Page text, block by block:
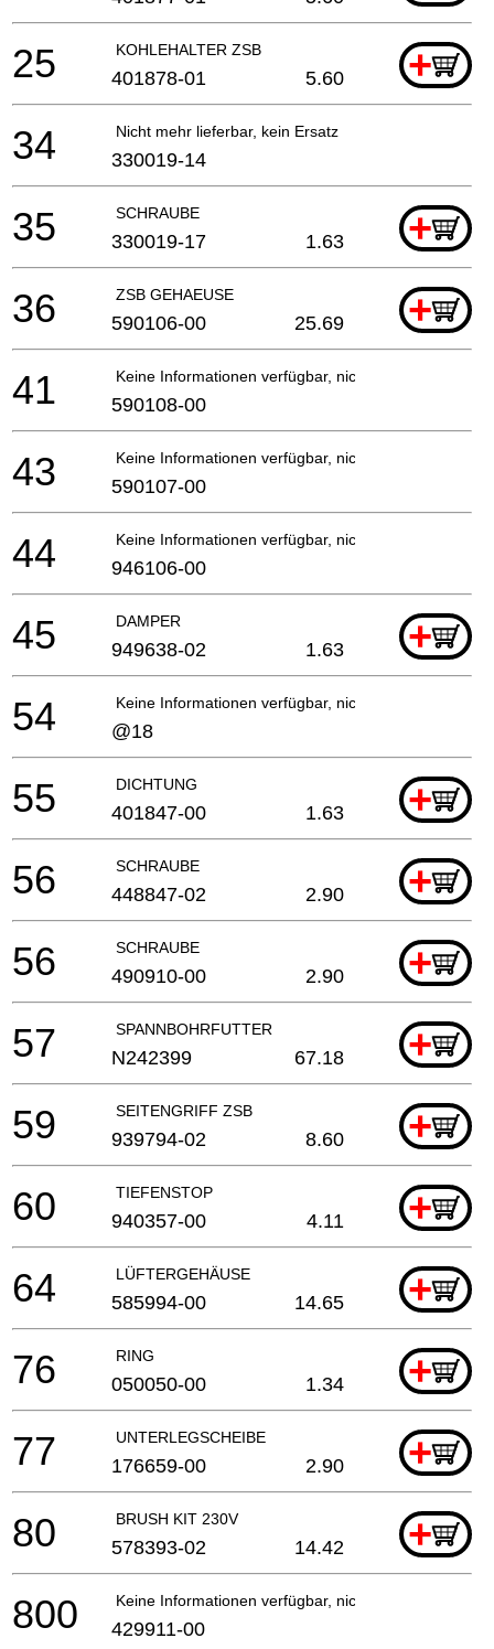
KOHLEHALTER ZSB +
25 401878-01 5.60
Nicht mehr lieferbar, kein Ersatz
34 330019-14
SCHRAUBE +
35 330019-17 1.63
ZSB GEHAEUSE +
36 590106-00 25.69
Keine Informationen verfügbar, nicht bestellbar
41 590108-00
Keine Informationen verfügbar, nicht bestellbar
43 590107-00
Keine Informationen verfügbar, nicht bestellbar
44 946106-00
DAMPER +
45 949638-02 1.63
Keine Informationen verfügbar, nicht bestellbar
54 @18
DICHTUNG +
55 401847-00 1.63
SCHRAUBE +
56 448847-02 2.90
SCHRAUBE +
56 490910-00 2.90
SPANNBOHRFUTTER +
57 N242399 67.18
SEITENGRIFF ZSB +
59 939794-02 8.60
TIEFENSTOP +
60 940357-00 4.11
LÜFTERGEHÄUSE +
64 585994-00 14.65
RING +
76 050050-00 1.34
UNTERLEGSCHEIBE +
77 176659-00 2.90
BRUSH KIT 230V +
80 578393-02 14.42
Keine Informationen verfügbar, nicht bestellbar
800 429911-00